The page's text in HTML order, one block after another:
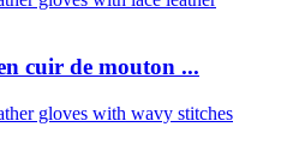
cuir de mouton ...